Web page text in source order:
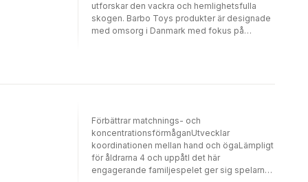
utforskar den vackra och hemlighetsfulla
skogen. Barbo Toys produkter är designade
med omsorg i Danmark med fokus på
kommer från Muminvärlden, skapad av den
mångsidiga konstnären Tove Jansson, som
är en av Finlands bästa konstnärer genom
tiderna och även den mest lästa finska
författaren utomlands.
Förbättrar matchnings- och
koncentrationsförmåganUtvecklar
koordinationen mellan hand och ögaLämpligt
för åldrarna 4 och uppåtI det här
engagerande familjespelet ger sig spelarna